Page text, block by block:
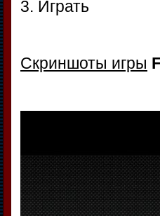
3. Играть
Скриншоты игры